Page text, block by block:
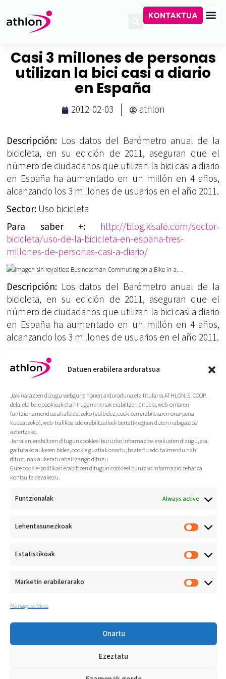
Datuen erabilera arduratsua
Jakinarazten dizugu webgune honen arduraduna eta titularra ATHLON, S. COOP.
dela, eta bere cookieak eta hirugarrenenak erabiltzen dituela, web-orriaren
funtzionamendua ahalbidetzeko (adibidez, cookieen erabileraren onarpena
kudeatzeko), web-trafikoa edo erabiltzaileek bertatik egiten duten nabigazioa
aztertzeko.
Jarraian, erabiltzen ditugun cookieei buruzko informazioa erakusten dizugu, eta,
gaitutako aukeren bidez, cookie guztiak onartu, baztertu edo baimendu nahi
dituzunak aukeratu ahal izango dituzu.
Gure cookie-politikan erabiltzen ditugun cookieei buruzko informazio zehatza
kontsulta dezakezu.
Funtzionalak Always active
Lehentasunezkoak
Estatistikoak
Marketin erabilerarako
Manage services
Onartu
Ezeztatu
KONTAKTUA
Casi 3 millones de personas
utilizan la bici casi a diario
en España
2012-02-03 athlon
Descripción: Los datos del Barómetro anual de la
bicicleta, en su edición de 2011, aseguran que el
número de ciudadanos que utilizan la bici casi a diario
en España ha aumentado en un millón en 4 años,
alcanzando los 3 millones de usuarios en el año 2011.
Sector: Uso bicicleta
Para saber +:
http://blog.kisale.com/sector-
bicicleta/uso-de-la-bicicleta-en-espana-tres-
millones-de-personas-casi-a-diario/
Descripción: Los datos del Barómetro anual de la
bicicleta, en su edición de 2011, aseguran que el
número de ciudadanos que utilizan la bici casi a diario
en España ha aumentado en un millón en 4 años,
alcanzando los 3 millones de usuarios en el año 2011.
Uso bicicleta
Para saber +:
http://blog.kisale.com/sector-
millones-de-personas-casi-a-diario/
osasungarri gisa
Loramendi 4
© ATHLON KOOP. E.
Cookie-politika Pribatasun politika